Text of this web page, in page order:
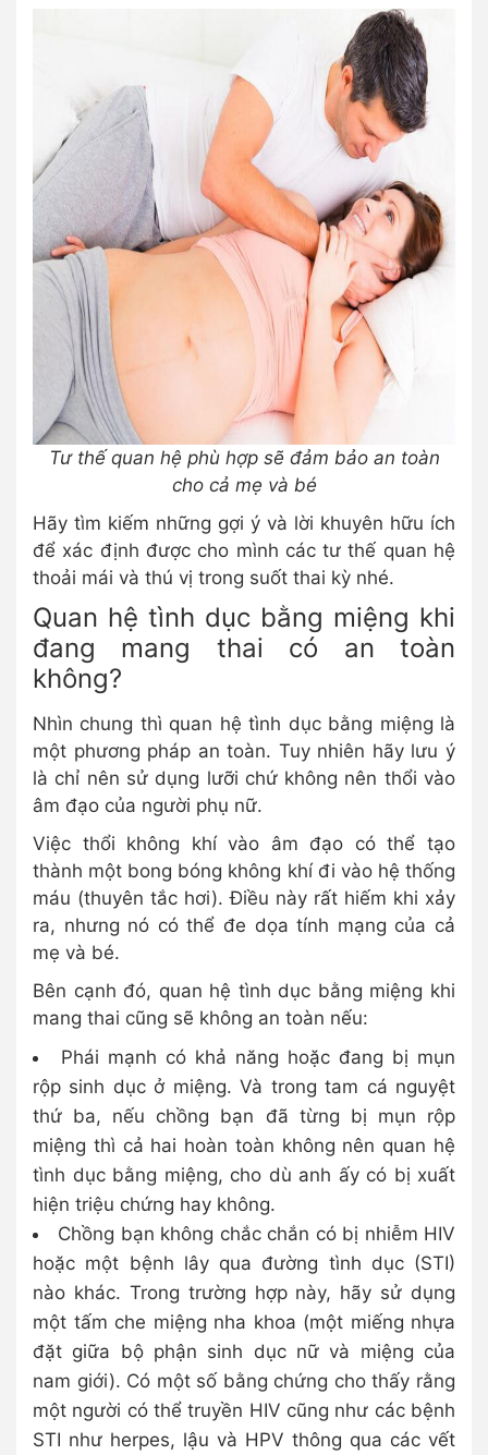
Tư thế quan hệ phù hợp sẽ đảm bảo an toàn
cho cả mẹ và bé
Hãy tìm kiếm những gợi ý và lời khuyên hữu ích
để xác định được cho mình các tư thế quan hệ
thoải mái và thú vị trong suốt thai kỳ nhé.
Quan hệ tình dục bằng miệng khi
đang mang thai có an toàn
không?
Nhìn chung thì quan hệ tình dục bằng miệng là
một phương pháp an toàn. Tuy nhiên hãy lưu ý
là chỉ nên sử dụng lưỡi chứ không nên thổi vào
âm đạo của người phụ nữ.
Việc thổi không khí vào âm đạo có thể tạo
thành một bong bóng không khí đi vào hệ thống
máu (thuyên tắc hơi). Điều này rất hiếm khi xảy
ra, nhưng nó có thể đe dọa tính mạng của cả
mẹ và bé.
Bên cạnh đó, quan hệ tình dục bằng miệng khi
mang thai cũng sẽ không an toàn nếu:
Phái mạnh có khả năng hoặc đang bị mụn
rộp sinh dục ở miệng. Và trong tam cá nguyệt
thứ ba, nếu chồng bạn đã từng bị mụn rộp
miệng thì cả hai hoàn toàn không nên quan hệ
tình dục bằng miệng, cho dù anh ấy có bị xuất
hiện triệu chứng hay không.
Chồng bạn không chắc chắn có bị nhiễm HIV
hoặc một bệnh lây qua đường tình dục (STI)
nào khác. Trong trường hợp này, hãy sử dụng
một tấm che miệng nha khoa (một miếng nhựa
đặt giữa bộ phận sinh dục nữ và miệng của
nam giới). Có một số bằng chứng cho thấy rằng
một người có thể truyền HIV cũng như các bệnh
STI như herpes, lậu và HPV thông qua các vết